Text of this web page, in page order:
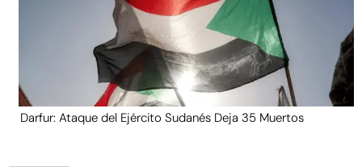
Darfur: Ataque del Ejército Sudanés Deja 35 Muertos